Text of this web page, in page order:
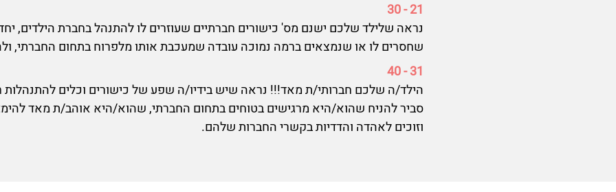
21 - 30
נראה שלילד שלכם ישנם מס' כישורים חברתיים שעוזרים לו להתנהל בחברת הילדים,
שחסרים לו או שנמצאים ברמה נמוכה עובדה שמעכבת אותו מלפרוח בתחום החברתי,
31 - 40
הילד/ה שלכם חברותי/ת מאד!!! נראה שיש בידיו/ה שפע של כישורים וכלים
סביר להניח שהוא/היא מרגישים בטוחים בתחום החברתי, שהוא/היא אוהב/ת מאד
וזוכים לאהדה והדדיות בקשרי החברות שלהם.